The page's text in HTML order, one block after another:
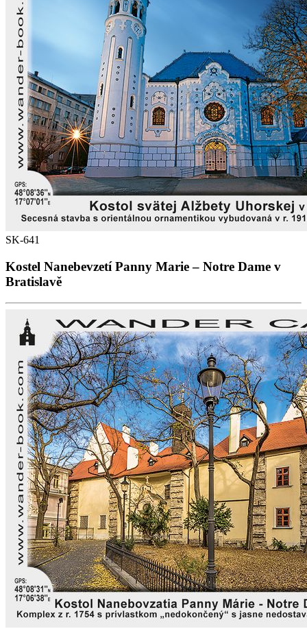
SK-641
Kostel Nanebevzetí Panny Marie – Notre Dame v
Bratislavě